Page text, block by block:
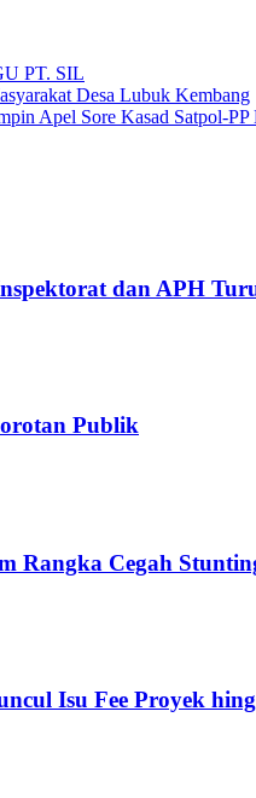
PT. SIL
Desa Lubuk Kembang
Apel Sore Kasad Satpol-
dan APH
Publik
Rangka Cegah
Isu Fee Proyek